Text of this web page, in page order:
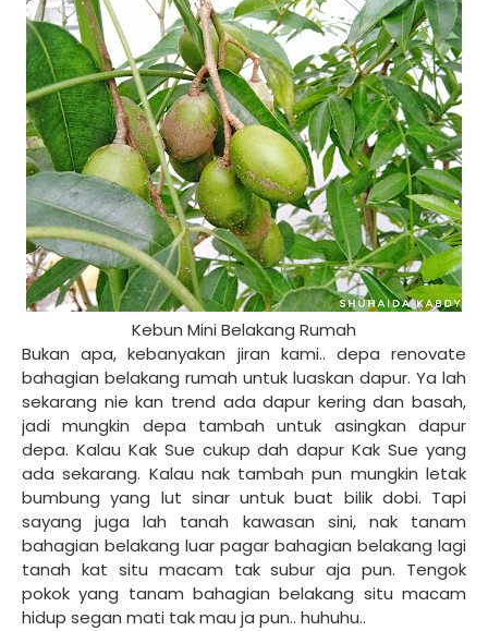
Kebun Mini Belakang Rumah
Bukan apa, kebanyakan jiran kami.. depa renovate
bahagian belakang rumah untuk luaskan dapur. Ya lah
sekarang nie kan trend ada dapur kering dan basah,
jadi mungkin depa tambah untuk asingkan dapur
depa. Kalau Kak Sue cukup dah dapur Kak Sue yang
ada sekarang. Kalau nak tambah pun mungkin letak
bumbung yang lut sinar untuk buat bilik dobi. Tapi
sayang juga lah tanah kawasan sini, nak tanam
bahagian belakang luar pagar bahagian belakang lagi
tanah kat situ macam tak subur aja pun. Tengok
pokok yang tanam bahagian belakang situ macam
hidup segan mati tak mau ja pun.. huhuhu..